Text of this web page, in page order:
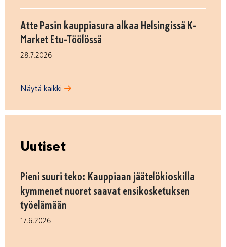
Atte Pasin kauppiasura alkaa Helsingissä K-
Market Etu-Töölössä
28.7.2026
Näytä kaikki
Uutiset
Pieni suuri teko: Kauppiaan jäätelökioskilla
kymmenet nuoret saavat ensikosketuksen
työelämään
17.6.2026